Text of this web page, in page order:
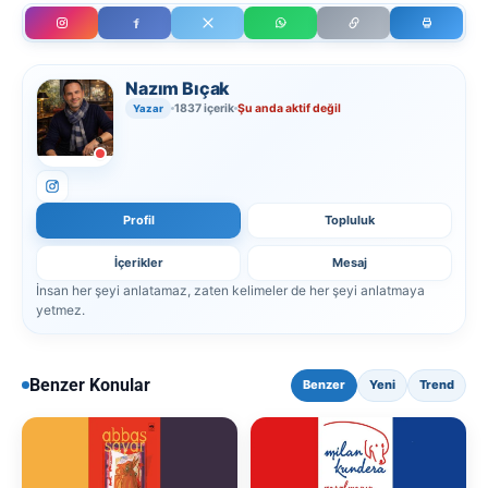
Nazım Bıçak
Yazar 1837 içerik Şu anda aktif değil
Profil Topluluk
İçerikler Mesaj
İnsan her şeyi anlatamaz, zaten kelimeler de her şeyi anlatmaya
yetmez.
Benzer Konular Benzer Yeni Trend